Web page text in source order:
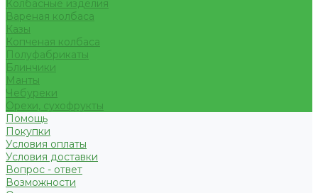
Колбасные изделия
Вареная колбаса
Казы
Копченая колбаса
Полуфабрикаты
Блинчики
Манты
Чебуреки
Орехи, сухофрукты
Помощь
Покупки
Условия оплаты
Условия доставки
Вопрос - ответ
Возможности